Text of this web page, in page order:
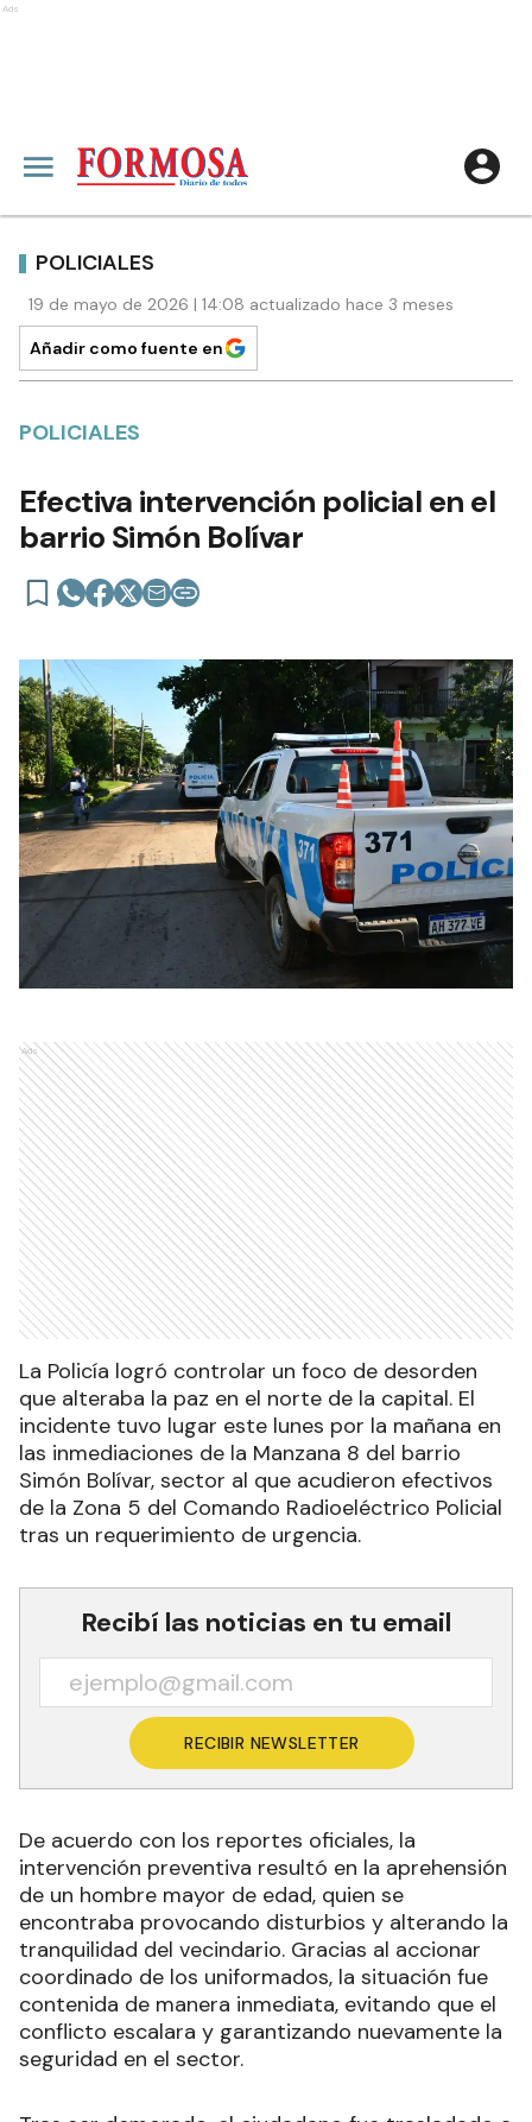
Ads
POLICIALES
19 de mayo de 2026 | 14:08 actualizado hace 3 meses
Añadir como fuente en
POLICIALES
Efectiva intervención policial en el
barrio Simón Bolívar
Ads
La Policía logró controlar un foco de desorden
que alteraba la paz en el norte de la capital. El
incidente tuvo lugar este lunes por la mañana en
las inmediaciones de la Manzana 8 del barrio
Simón Bolívar, sector al que acudieron efectivos
de la Zona 5 del Comando Radioeléctrico Policial
tras un requerimiento de urgencia.
Recibí las noticias en tu email
RECIBIR NEWSLETTER
De acuerdo con los reportes oficiales, la
intervención preventiva resultó en la aprehensión
de un hombre mayor de edad, quien se
encontraba provocando disturbios y alterando la
tranquilidad del vecindario. Gracias al accionar
coordinado de los uniformados, la situación fue
contenida de manera inmediata, evitando que el
conflicto escalara y garantizando nuevamente la
seguridad en el sector.